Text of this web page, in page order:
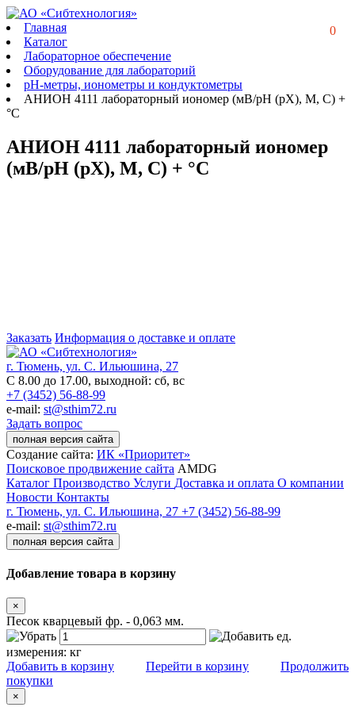
0
Главная
Каталог
Лабораторное обеспечение
Оборудование для лабораторий
рН-метры, ионометры и кондуктометры
АНИОН 4111 лабораторный иономер (мВ/рН (pX), М, С) +
°С
АНИОН 4111 лабораторный иономер
(мВ/рН (pX), М, С) + °С
Заказать Информация о доставке и оплате
г. Тюмень, ул. С. Ильюшина, 27
С 8.00 до 17.00, выходной: сб, вс
+7 (3452) 56-88-99
e-mail: st@sthim72.ru
Задать вопрос
полная версия сайта
Создание сайта: ИК «Приоритет»
Поисковое продвижение сайта AMDG
Каталог Производство Услуги Доставка и оплата О компании
Новости Контакты
г. Тюмень, ул. С. Ильюшина, 27 +7 (3452) 56-88-99
e-mail: st@sthim72.ru
полная версия сайта
Добавление товара в корзину
×
Песок кварцевый фр. - 0,063 мм.
ед.
измерения: кг
Добавить в корзину
Перейти в корзину
Продолжить
покупки
×